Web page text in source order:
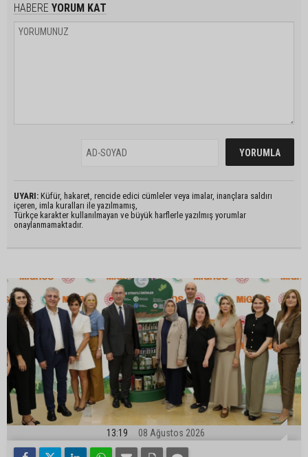
HABERE YORUM KAT
UYARI: Küfür, hakaret, rencide edici cümleler veya imalar, inançlara saldırı
içeren, imla kuralları ile yazılmamış,
Türkçe karakter kullanılmayan ve büyük harflerle yazılmış yorumlar
onaylanmamaktadır.
13:19 08 Ağustos 2026